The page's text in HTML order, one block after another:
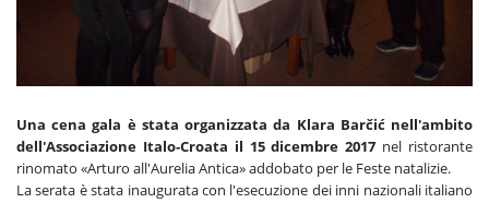
Una cena gala è stata organizzata da Klara Barčić nell'ambito
dell'Associazione Italo-Croata il 15 dicembre 2017 nel ristorante
rinomato «Arturo all'Aurelia Antica» addobato per le Feste natalizie.
La serata è stata inaugurata con l'esecuzione dei inni nazionali italiano